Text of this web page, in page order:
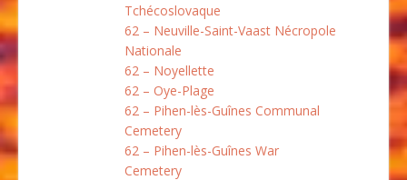
Tchécoslovaque
62 – Neuville-Saint-Vaast Nécropole
Nationale
62 – Noyellette
62 – Oye-Plage
62 – Pihen-lès-Guînes Communal
Cemetery
62 – Pihen-lès-Guînes War
Cemetery